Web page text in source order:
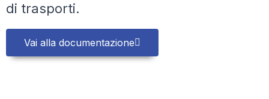
di trasporti.
Vai alla documentazione